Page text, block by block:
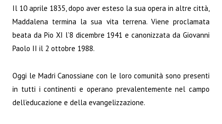
Il 10 aprile 1835, dopo aver esteso la sua opera in altre città,
Maddalena termina la sua vita terrena. Viene proclamata
beata da Pio XI l’8 dicembre 1941 e canonizzata da Giovanni
Paolo II il 2 ottobre 1988.
Oggi le Madri Canossiane con le loro comunità sono presenti
in tutti i continenti e operano prevalentemente nel campo
dell’educazione e della evangelizzazione.